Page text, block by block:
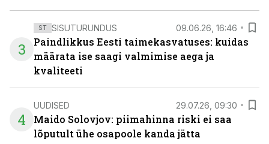
3
ST SISUTURUNDUS 09.06.26, 16:46
Paindlikkus Eesti taimekasvatuses: kuidas
määrata ise saagi valmimise aega ja
kvaliteeti
4
UUDISED 29.07.26, 09:30
Maido Solovjov: piimahinna riski ei saa
lõputult ühe osapoole kanda jätta